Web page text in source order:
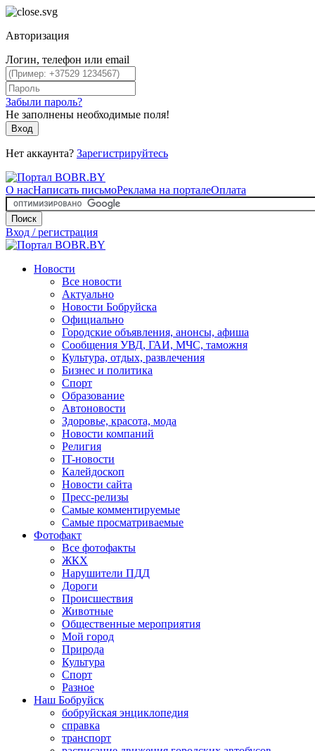
Авторизация
Логин, телефон или email
Забыли пароль?
Не заполнены необходимые поля!
Вход
Нет аккаунта? Зарегистрируйтесь
О насНаписать письмоРеклама на порталеОплата
Поиск
Вход / регистрация
Новости
Все новости
Актуально
Новости Бобруйска
Официально
Городские объявления, анонсы, афиша
Сообщения УВД, ГАИ, МЧС, таможня
Культура, отдых, развлечения
Бизнес и политика
Спорт
Образование
Автоновости
Здоровье, красота, мода
Новости компаний
Религия
IT-новости
Калейдоскоп
Новости сайта
Пресс-релизы
Самые комментируемые
Самые просматриваемые
Фотофакт
Все фотофакты
ЖКХ
Нарушители ПДД
Дороги
Происшествия
Животные
Общественные мероприятия
Мой город
Природа
Культура
Спорт
Разное
Наш Бобруйск
бобруйская энциклопедия
справка
транспорт